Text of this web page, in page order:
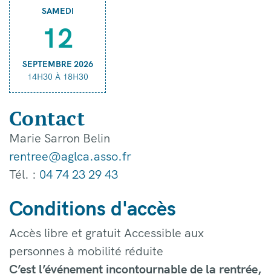
SAMEDI
12
SEPTEMBRE 2026
14H30 À 18H30
Contact
Marie Sarron Belin
rentree@aglca.asso.fr
Tél. : 04 74 23 29 43
Conditions d'accès
Accès libre et gratuit Accessible aux
personnes à mobilité réduite
C’est l’événement incontournable de la rentrée,